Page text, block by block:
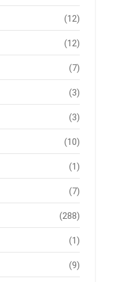
(12)
(12)
(7)
(3)
(3)
(10)
(1)
(7)
(288)
(1)
(9)